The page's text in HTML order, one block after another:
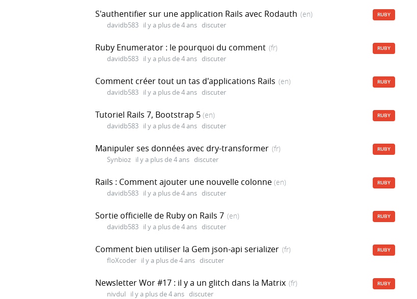
S'authentifier sur une application Rails avec Rodauth (en)
davidb583 il y a plus de 4 ans discuter
RUBY
Ruby Enumerator : le pourquoi du comment (fr)
davidb583 il y a plus de 4 ans discuter
RUBY
Comment créer tout un tas d'applications Rails (en)
davidb583 il y a plus de 4 ans discuter
RUBY
Tutoriel Rails 7, Bootstrap 5 (en)
davidb583 il y a plus de 4 ans discuter
RUBY
Manipuler ses données avec dry-transformer (fr)
Synbioz il y a plus de 4 ans discuter
RUBY
Rails : Comment ajouter une nouvelle colonne (en)
davidb583 il y a plus de 4 ans discuter
RUBY
Sortie officielle de Ruby on Rails 7 (en)
davidb583 il y a plus de 4 ans discuter
RUBY
Comment bien utiliser la Gem json-api serializer (fr)
floXcoder il y a plus de 4 ans discuter
RUBY
Newsletter Wor #17 : il y a un glitch dans la Matrix (fr)
nivdul il y a plus de 4 ans discuter
RUBY